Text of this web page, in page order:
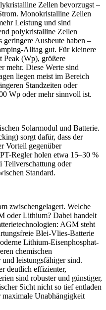
Zellen bevorzugst –
Monokristalline Zellen
Leistung und sind
polykristalline Zellen
geringere Ausbeute haben –
Alltag gut. Für kleinere
Peak (Wp), größere
mehr. Diese Werte sind
liegen meist im Bereich
Standzeiten oder
Wp oder mehr sinnvoll ist.
Solarmodul und Batterie.
sorgt dafür, dass der
Vorteil gegenüber
Regler holen etwa 15–30 %
Teilverschattung oder
Standard.
zwischengelagert. Welche
oder Lithium? Dabei handelt
AGM steht
Blei-Vlies-Batterie
Lithium-Eisenphosphat-
chemischen
leistungsfähiger sind.
deutlich effizienter,
sind robuster und günstiger,
Sicht nicht so tief entladen
Unabhängigkeit